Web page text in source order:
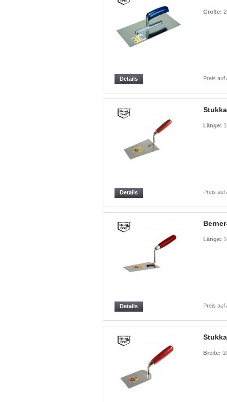
Größe:
Preis auf
Details
Länge:
Preis auf
Details
Länge:
Preis auf
Details
Breite: